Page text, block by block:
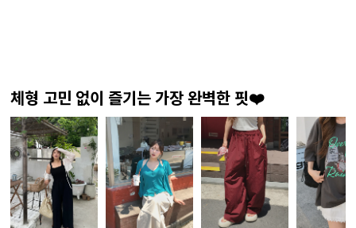
체형 고민 없이 즐기는 가장 완벽한 핏❤️